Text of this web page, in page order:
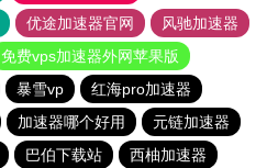
优途加速器官网
风驰加速器
免费vps加速器外网苹果版
暴雪vp
红海pro加速器
加速器哪个好用
元链加速器
巴伯下载站 西柚加速器